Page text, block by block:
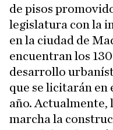
de pisos
legislatura con la
en la ciudad de
encuentran los
desarrollo
que se licitarán
año. Actualmente,
marcha la